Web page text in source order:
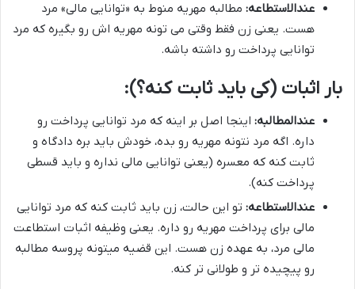
عندالاستطاعه: مطالبه مهریه منوط به «توانایی مالی» مرد
هست. یعنی زن فقط وقتی می تونه مهریه اش رو بگیره که مرد
توانایی پرداخت رو داشته باشه.
بار اثبات (کی باید ثابت کنه؟):
عندالمطالبه: اینجا اصل بر اینه که مرد توانایی پرداخت رو
داره. اگه مرد نتونه مهریه رو بده، خودش باید بره دادگاه و
ثابت کنه که معسره (یعنی توانایی مالی نداره و باید قسطی
پرداخت کنه).
عندالاستطاعه: تو این حالت، زن باید ثابت کنه که مرد توانایی
مالی برای پرداخت مهریه رو داره. یعنی وظیفه اثبات استطاعت
مالی مرد، به عهده زن هست. این قضیه میتونه پروسه مطالبه
رو پیچیده تر و طولانی تر کنه.